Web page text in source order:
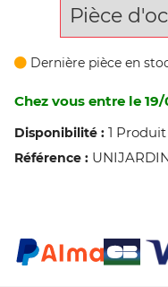
Pièce
Dernière pièce en
Chez vous entre le
Disponibilité : 1 Produit
Référence :